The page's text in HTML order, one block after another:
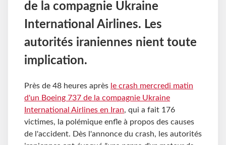
de la compagnie Ukraine
International Airlines. Les
autorités iraniennes nient toute
implication.
Près de 48 heures après le crash mercredi matin
d'un Boeing 737 de la compagnie Ukraine
International Airlines en Iran, qui a fait 176
victimes, la polémique enfle à propos des causes
de l'accident. Dès l'annonce du crash, les autorités